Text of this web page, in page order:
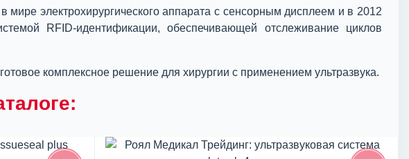
электрохирургического аппарата с сенсорным дисплеем и в 2012
RFID-идентификации, обеспечивающей отслеживание циклов
комплексное решение для хирургии с применением ультразвука.